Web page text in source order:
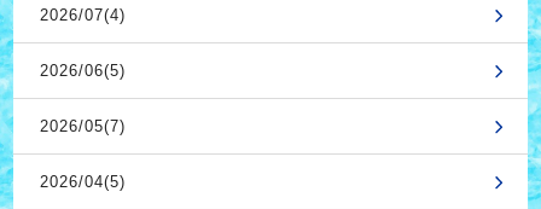
2026/07(4)
2026/06(5)
2026/05(7)
2026/04(5)